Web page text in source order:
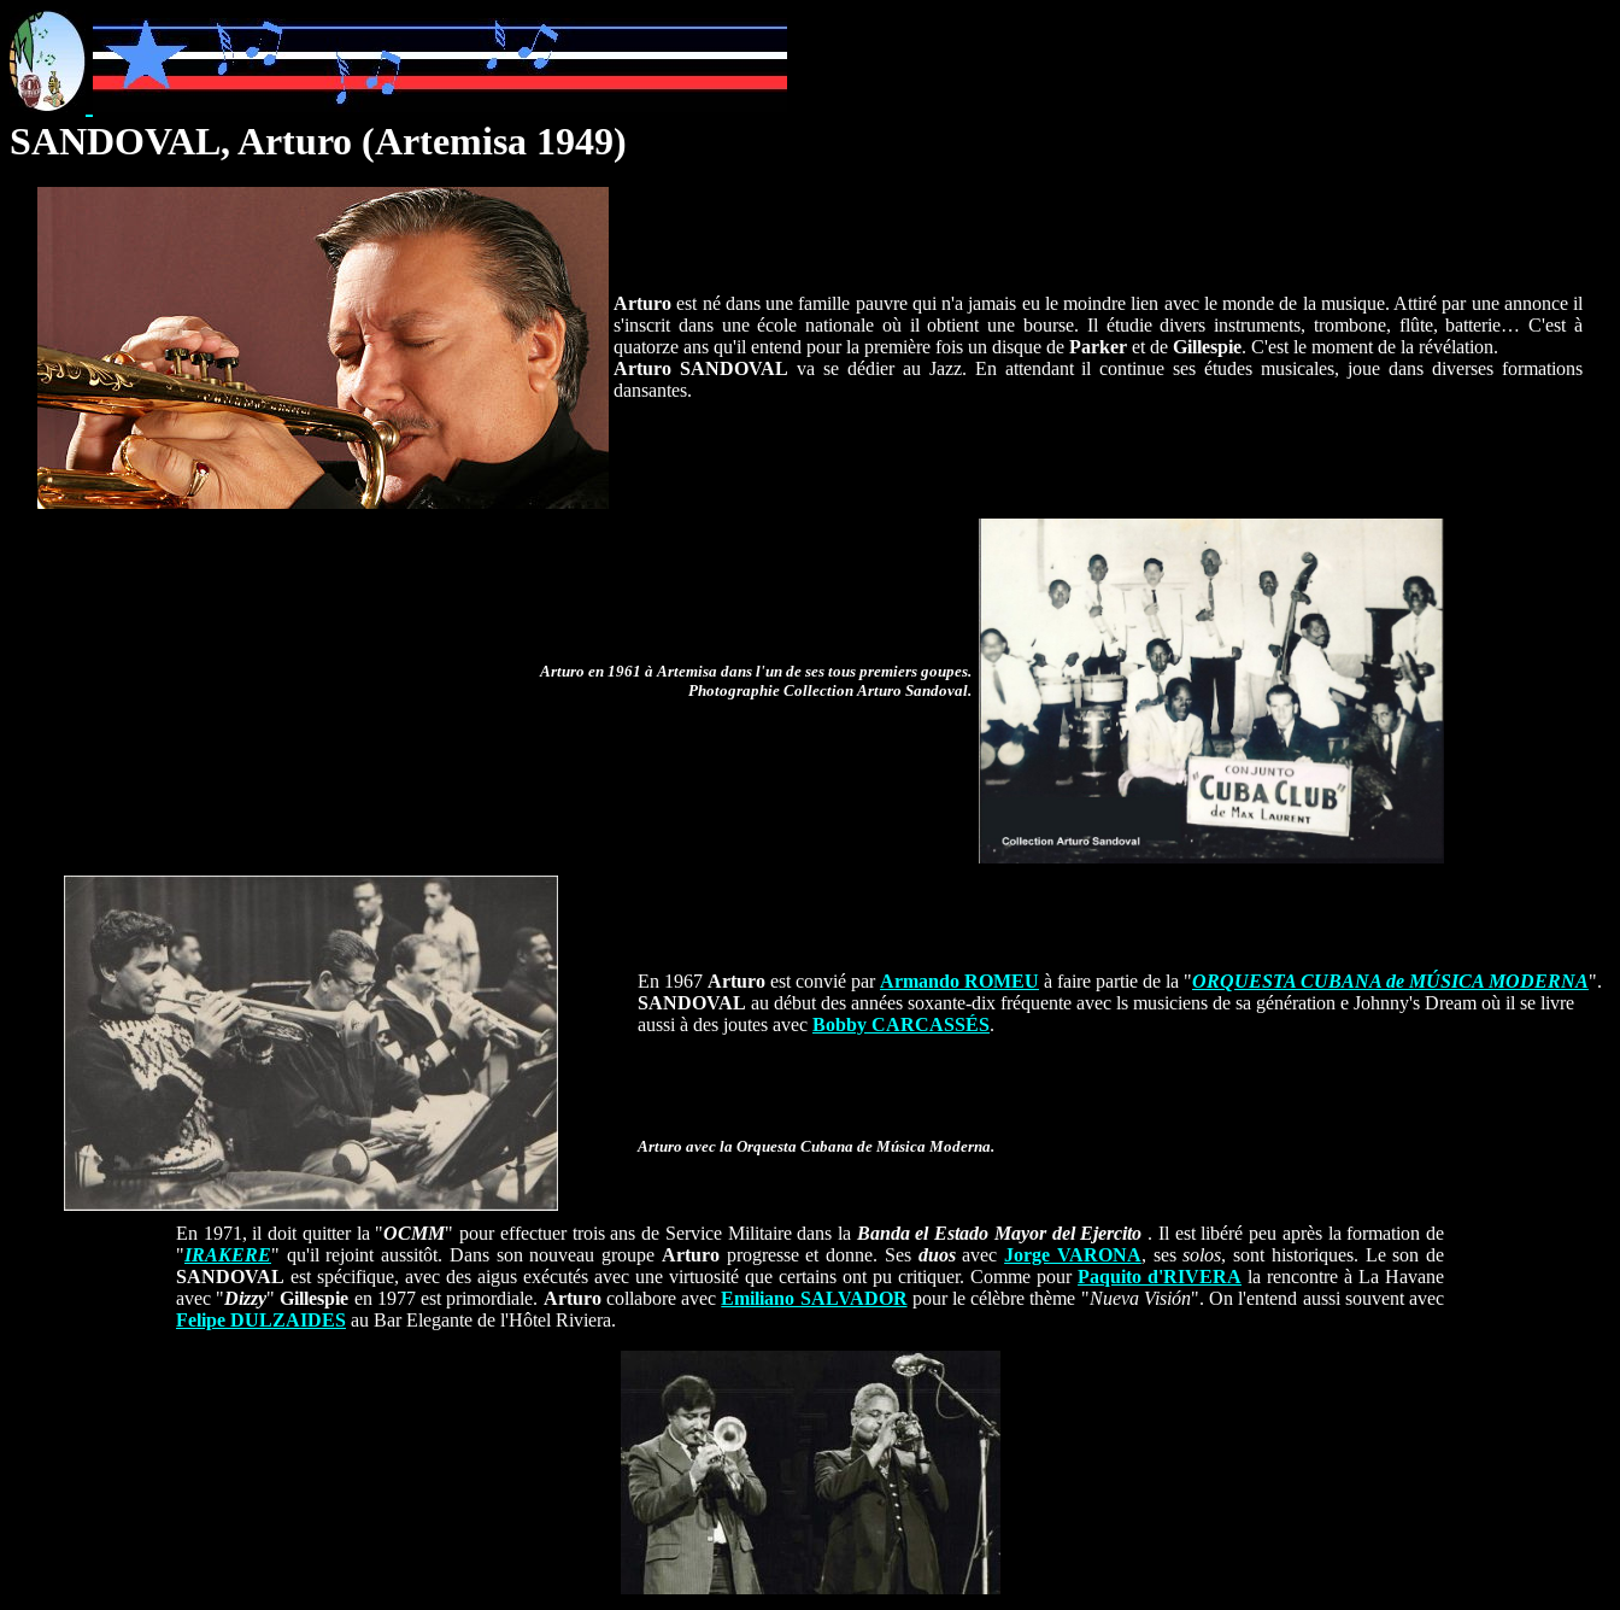
SANDOVAL, Arturo (Artemisa 1949)
Arturo est né dans une famille pauvre qui n'a jamais eu le moindre lien avec le monde de la musique. Attiré par une annonce il
s'inscrit dans une école nationale où il obtient une bourse. Il étudie divers instruments, trombone, flûte, batterie… C'est à
quatorze ans qu'il entend pour la première fois un disque de Parker et de Gillespie. C'est le moment de la révélation.
Arturo SANDOVAL va se dédier au Jazz. En attendant il continue ses études musicales, joue dans diverses formations
dansantes.
Arturo en 1961 à Artemisa dans l'un de ses tous premiers goupes.
Photographie Collection Arturo Sandoval.
En 1967 Arturo est convié par Armando ROMEU à faire partie de la "ORQUESTA CUBANA de MÚSICA MODERNA".
SANDOVAL au début des années soxante-dix fréquente avec ls musiciens de sa génération e Johnny's Dream où il se livre
aussi à des joutes avec Bobby CARCASSÉS.
Arturo avec la Orquesta Cubana de Música Moderna.
En 1971, il doit quitter la "OCMM" pour effectuer trois ans de Service Militaire dans la Banda el Estado Mayor del Ejercito . Il est libéré peu après la formation de
"IRAKERE" qu'il rejoint aussitôt. Dans son nouveau groupe Arturoprogresse et donne. Ses duosavecJorge VARONA, sessolos, sont historiques. Le son de
SANDOVAL est spécifique, avec des aigus exécutés avec une virtuosité que certains ont pu critiquer. Comme pour Paquito d'RIVERA la rencontre à La Havane
avec "Dizzy"Gillespie en 1977 est primordiale. Arturocollabore avecEmiliano SALVADOR pour le célèbre thème "Nueva Visión". On l'entend aussi souvent avec
Felipe DULZAIDES au Bar Elegante de l'Hôtel Riviera.